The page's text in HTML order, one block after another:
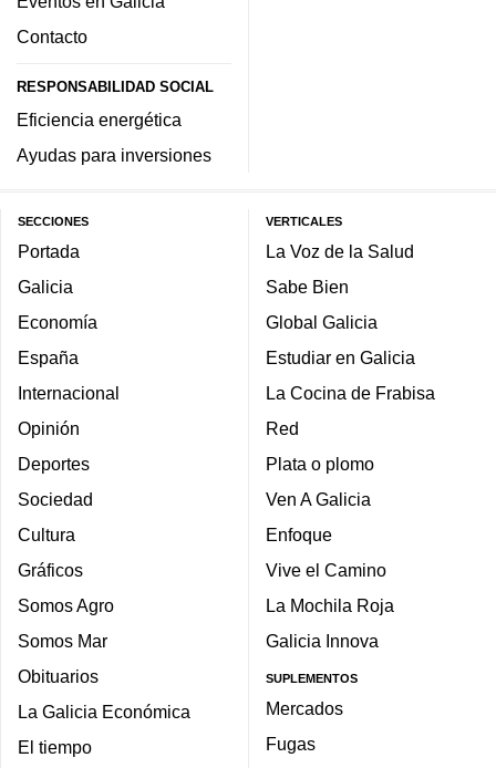
Contacto
RESPONSABILIDAD SOCIAL
Eficiencia energética
Ayudas para inversiones
SECCIONES
Portada
Galicia
Economía
España
Internacional
Opinión
Deportes
Sociedad
Cultura
Gráficos
Somos Agro
Somos Mar
Obituarios
La Galicia Económica
El tiempo
VERTICALES
La Voz de la Salud
Sabe Bien
Global Galicia
Estudiar en Galicia
La Cocina de Frabisa
Red
Plata o plomo
Ven A Galicia
Enfoque
Vive el Camino
La Mochila Roja
Galicia Innova
SUPLEMENTOS
Mercados
Fugas